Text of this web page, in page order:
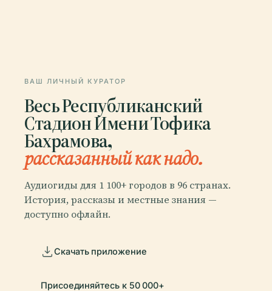
ВАШ ЛИЧНЫЙ КУРАТОР
Весь Республиканский
Стадион Имени Тофика
Бахрамова,
рассказанный как надо.
Аудиогиды для 1 100+ городов в 96 странах.
История, рассказы и местные знания —
доступно офлайн.
Скачать приложение
Присоединяйтесь к 50 000+